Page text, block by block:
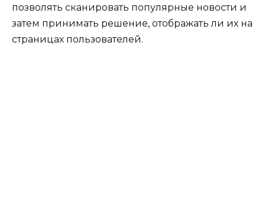
позволять сканировать популярные новости и
затем принимать решение, отображать ли их на
страницах пользователей.